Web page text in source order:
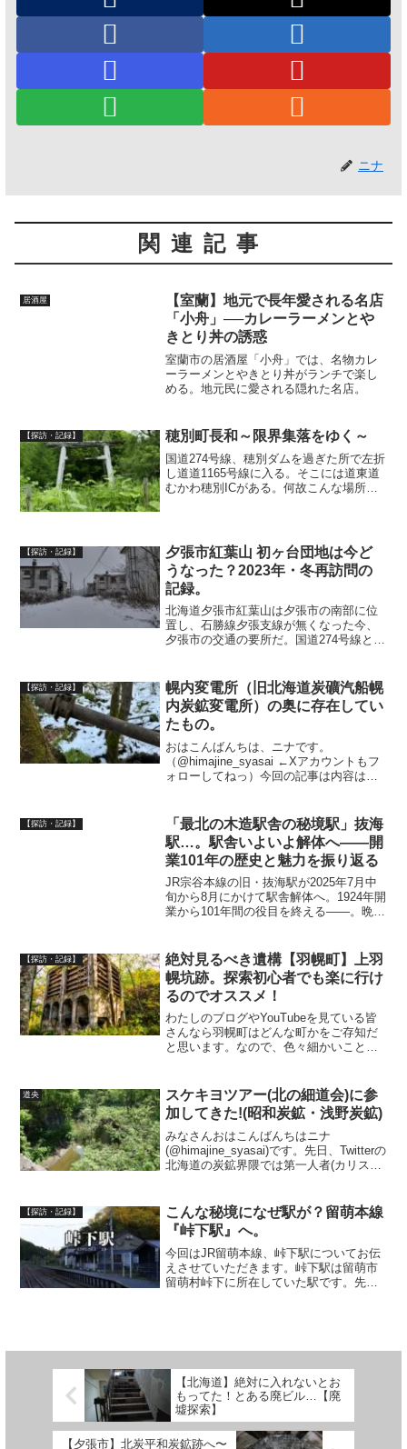
ニナ
関連記事
居酒屋
【室蘭】地元で長年愛される名店
「小舟」──カレーラーメンとや
きとり丼の誘惑
室蘭市の居酒屋「小舟」では、名物カレ
ーラーメンとやきとり丼がランチで楽し
める。地元民に愛される隠れた名店。
【探訪・記録】 穂別町長和～限界集落をゆく～
国道274号線、穂別ダムを過ぎた所で左折
し道道1165号線に入る。そこには道東道
むかわ穂別ICがある。何故こんな場所に
ク時に...
【探訪・記録】
夕張市紅葉山 初ヶ台団地は今ど
うなった？2023年・冬再訪問の
記録。
北海道夕張市紅葉山は夕張市の南部に位
置し、石勝線夕張支線が無くなった今、
夕張市の交通の要所だ。国道274号線と国
速】道東自動車道『夕張IC』がある。初
回訪問時撮影...
【探訪・記録】
幌内変電所（旧北海道炭礦汽船幌
内炭鉱変電所）の奥に存在してい
たもの。
おはこんばんちは、ニナです。
（@himajine_syasai ←Xアカウントもフ
ォローしてねっ）今回の記事は内容は特
すので予めご了承下さい。まぁ皆さんの
なんらかの...
【探訪・記録】
「最北の木造駅舎の秘境駅」抜海
駅…。駅舎いよいよ解体へ――開
業101年の歴史と魅力を振り返る
JR宗谷本線の旧・抜海駅が2025年7月中
旬から8月にかけて駅舎解体へ。1924年開
業から101年間の役目を終える――。晩年
ました。
【探訪・記録】
絶対見るべき遺構【羽幌町】上羽
幌坑跡。探索初心者でも楽に行け
るのでオススメ！
わたしのブログやYouTubeを見ている皆
さんなら羽幌町はどんな町かをご存知だ
と思います。なので、色々細かいことを
ことでしょう。↓上羽幌浄水場の記事は下
のリンク↓【羽幌...
道央
スケキヨツアー(北の細道会)に参
加してきた!(昭和炭鉱・浅野炭鉱)
みなさんおはこんばんちはニナ
(@himajine_syasai)です。先日、Twitterの
北海道の炭鉱界隈では第一人者(カリスマ)
子をブログで紹介させていただきま
す。...
【探訪・記録】
こんな秘境になぜ駅が？留萌本線
『峠下駅』へ。
今回はJR留萌本線、峠下駅についてお伝
えさせていただきます。峠下駅は留萌市
留萌村峠下に所在していた駅です。先
【北海道】絶対に入れないとお
もってた！とある廃ビル…【廃
墟探索】
【夕張市】北炭平和炭鉱跡へ〜